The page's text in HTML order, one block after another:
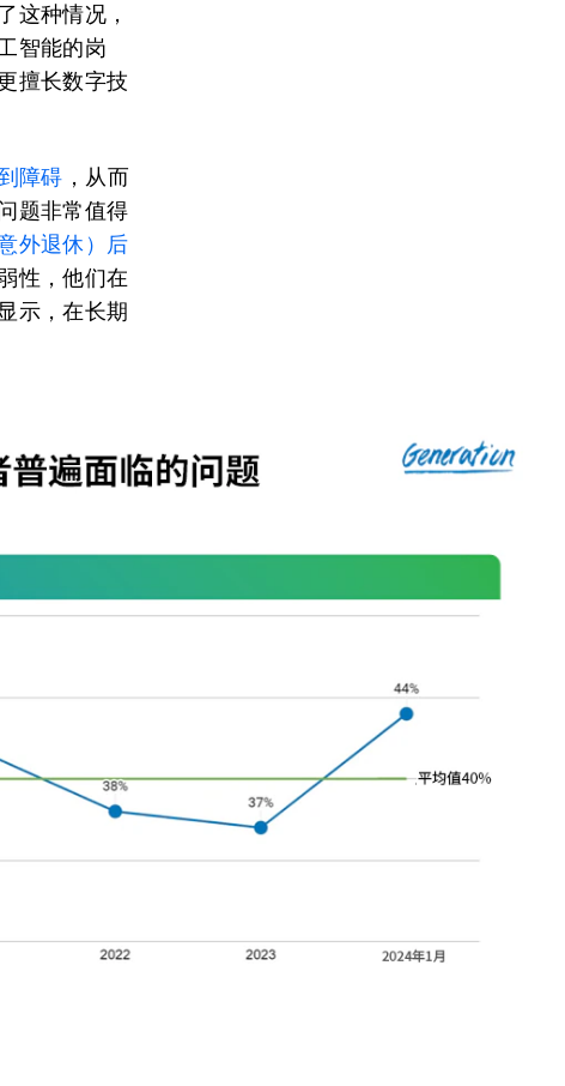
这种情况，
智能的岗
擅长数字技
障碍 ，从而
题非常值得
外退休）后
性，他们在
显示，在长期